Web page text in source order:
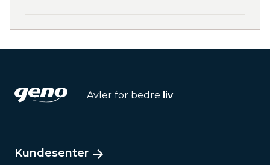
Avler for bedre liv
Kundesenter